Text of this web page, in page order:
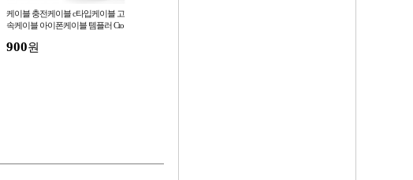
케이블 충전케이블 c타입케이블 고
속케이블 아이폰케이블 템플러 Cto
900원